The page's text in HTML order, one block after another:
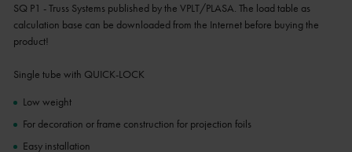
SQ P1 - Truss Systems published by the VPLT/PLASA. The load table as
calculation base can be downloaded from the Internet before buying the
product!
Single tube with QUICK-LOCK
Low weight
For decoration or frame construction for projection foils
Easy installation